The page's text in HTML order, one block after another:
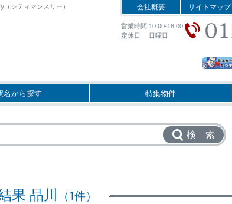
シティマンスリー） 会社概要 サイトマップ
営業時間 10:00-18:00
定休日 日曜日
名から探す 特集物件
検 索
果 品川 （1件）